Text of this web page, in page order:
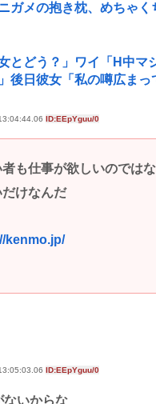
ガメの抱き枕、めちゃ
とどう？」ワイ「H中マ
後日彼女「私の噂広まっ
ID:EEpYguu/0
者も仕事が欲しいのでは
けなんだ
kenmo.jp/
ID:EEpYguu/0
ないからな